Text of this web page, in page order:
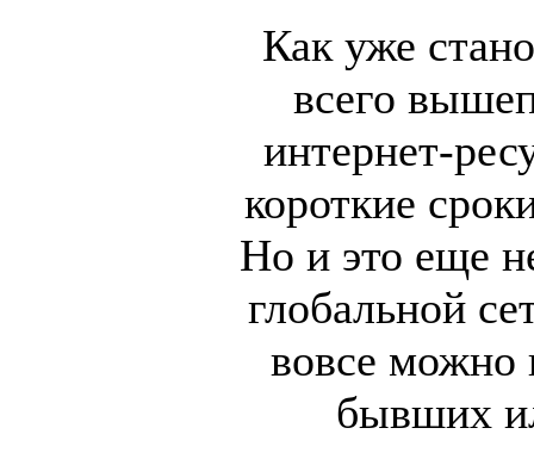
Как уже
всего
интернет-
короткие
Но и это еще
глобальной
вовсе можно
бывших